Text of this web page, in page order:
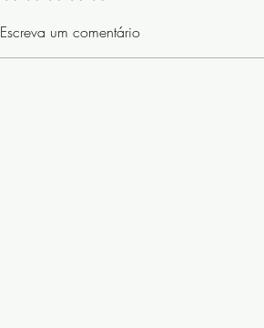
Escreva um comentário